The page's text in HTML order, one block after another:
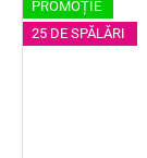
PROMOȚIE
25 DE SPĂLĂRI